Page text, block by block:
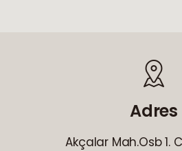
Adres
Akçalar Mah.Osb 1.